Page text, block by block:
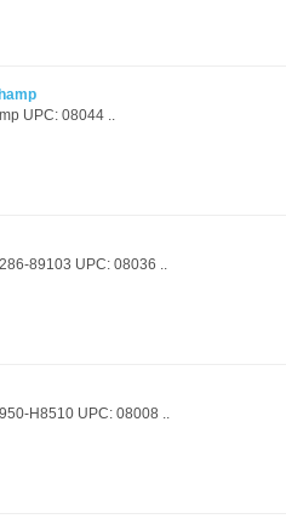
UPC: 08044 ..
89103 UPC: 08036 ..
H8510 UPC: 08008 ..